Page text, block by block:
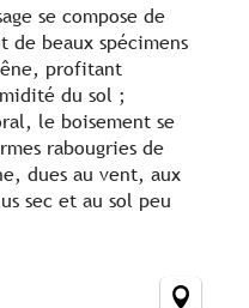
se compose de
de beaux spécimens
profitant
du sol ;
le boisement se
rabougries de
dues au vent, aux
sec et au sol peu